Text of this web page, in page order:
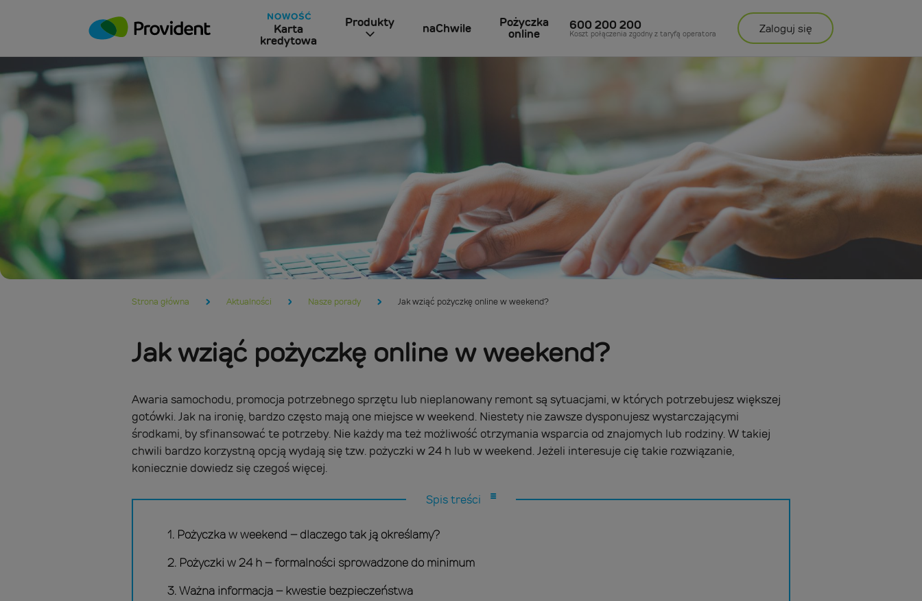
Karta
kredytowa
Produkty naChwile
Pożyczka
online
600 200 200
Koszt połączenia zgodny z taryfą operatora Zaloguj się
Strona główna Aktualności Nasze porady Jak wziąć pożyczkę online w weekend?
Jak wziąć pożyczkę online w weekend?
Awaria samochodu, promocja potrzebnego sprzętu lub nieplanowany remont są sytuacjami, w których potrzebujesz większej
gotówki. Jak na ironię, bardzo często mają one miejsce w weekend. Niestety nie zawsze dysponujesz wystarczającymi
środkami, by sfinansować te potrzeby. Nie każdy ma też możliwość otrzymania wsparcia od znajomych lub rodziny. W takiej
chwili bardzo korzystną opcją wydają się tzw. pożyczki w 24 h lub w weekend. Jeżeli interesuje cię takie rozwiązanie,
koniecznie dowiedz się czegoś więcej.
Spis treści
1. Pożyczka w weekend – dlaczego tak ją określamy?
2. Pożyczki w 24 h – formalności sprowadzone do minimum
3. Ważna informacja – kwestie bezpieczeństwa